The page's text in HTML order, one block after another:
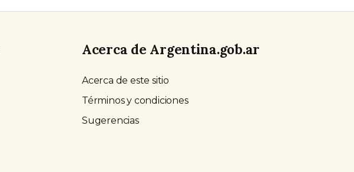
Acerca de Argentina.gob.ar
Acerca de este sitio
Términos y condiciones
Sugerencias